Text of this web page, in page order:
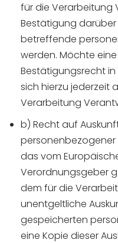
für die Verarbeitung
Bestätigung
betreffende
werden. Möchte
Bestätigungsrecht in
sich hierzu jederzeit
Verarbeitung
b) Recht auf
das vom
Verordnungsgeber
dem für die
unentgeltliche
gespeicherten
eine Kopie dieser